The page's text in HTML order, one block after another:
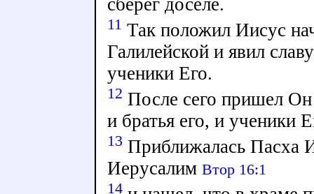
11 Так положил Иисус
Галилейской и явил
ученики Его.
12 После сего пришел
и братья его, и ученики
13 Приближалась Пасха
Иерусалим Втор 16:1
14